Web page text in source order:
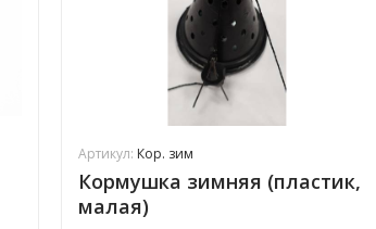
Артикул: Кор. зим
Кормушка зимняя (пластик,
малая)